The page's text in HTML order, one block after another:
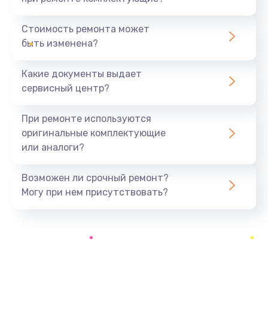
1440 руб.
Ремонт южного моста
Замена батарейки BIOS
Заказать
Стоимость ремонта может
быть изменена?
Какие документы выдает
сервисный центр?
При ремонте используются
оригинальные комплектующие
или аналоги?
Возможен ли срочный ремонт?
Могу при нем присутствовать?